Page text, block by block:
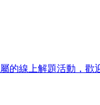
的線上解題活動，歡